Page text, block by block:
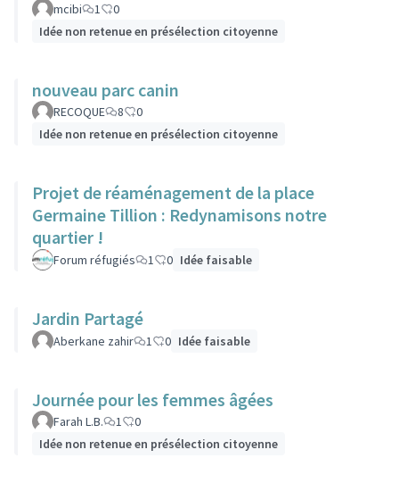
mcibi 1
0
Idée non retenue en présélection citoyenne
nouveau parc canin
RECOQUE 8
0
Idée non retenue en présélection citoyenne
Projet de réaménagement de la place
Germaine Tillion : Redynamisons notre
quartier !
Forum réfugiés 1 0 Idée faisable
Jardin Partagé
Aberkane zahir 1 0 Idée faisable
Journée pour les femmes âgées
Farah L.B. 1
0
Idée non retenue en présélection citoyenne